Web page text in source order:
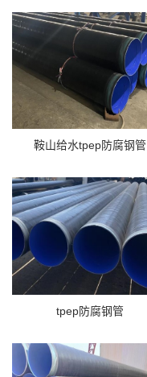
鞍山给水tpep防腐钢管
tpep防腐钢管